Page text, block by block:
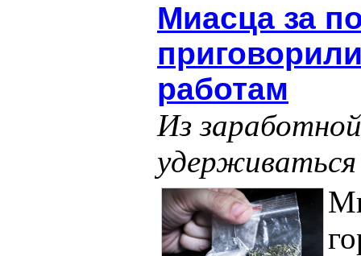
Миасца за
работам
Из
удерживаться